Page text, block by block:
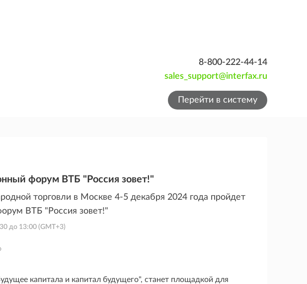
8-800-222-44-14
sales_support@interfax.ru
Перейти в систему
форум ВТБ "Россия зовет!"
торговли в Москве 4-5 декабря 2024 года пройдет
ВТБ "Россия зовет!"
до 13:00 (GMT+3)
капитала и капитал будущего", станет площадкой для